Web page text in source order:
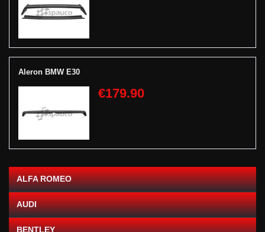
Aleron BMW E30
€179.90
ALFA ROMEO
AUDI
BENTLEY